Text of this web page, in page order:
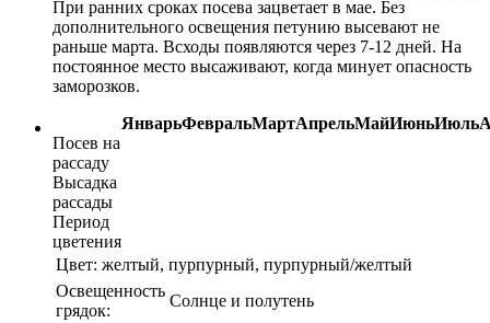
При ранних сроках посева зацветает в мае. Без
дополнительного освещения петунию высевают не
раньше марта. Всходы появляются через 7-12 дней. На
постоянное место высаживают, когда минует опасность
заморозков.
ЯнварьФевральМартАпрельМайИюньИюль
Посев на
рассаду
Высадка
рассады
Период
цветения
Цвет: желтый, пурпурный, пурпурный/желтый
Освещенность
грядок:
Солнце и полутень